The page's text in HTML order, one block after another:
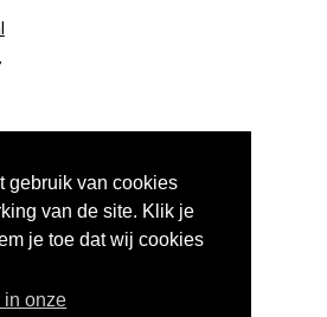
gebruik van cookies
van de site. Klik je
je toe dat wij cookies
in onze